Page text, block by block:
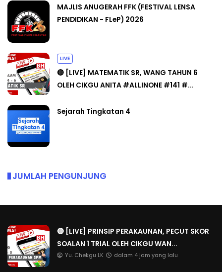
MAJLIS ANUGERAH FFK (FESTIVAL LENSA
PENDIDIKAN - FLeP) 2026
LIVE
🔴 [LIVE] MATEMATIK SR, WANG TAHUN 6
OLEH CIKGU ANITA #ALLINONE #141 #...
Sejarah Tingkatan 4
JUMLAH PENGUNJUNG
🔴 [LIVE] PRINSIP PERAKAUNAN, PECUT SKOR
SOALAN 1 TRIAL OLEH CIKGU WAN...
Yu. Chekgu LK dalam 4 jam yang lalu